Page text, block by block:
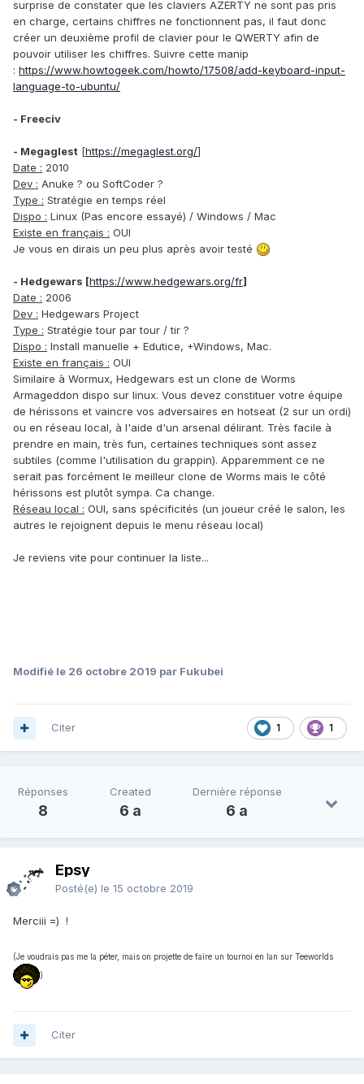
surprise de constater que les claviers AZERTY ne sont pas pris
en charge, certains chiffres ne fonctionnent pas, il faut donc
créer un deuxième profil de clavier pour le QWERTY afin de
pouvoir utiliser les chiffres. Suivre cette manip
: https://www.howtogeek.com/howto/17508/add-keyboard-input-
language-to-ubuntu/
- Freeciv
- Megaglest [https://megaglest.org/]
Date : 2010
Dev : Anuke ? ou SoftCoder ?
Type : Stratégie en temps réel
Dispo : Linux (Pas encore essayé) / Windows / Mac
Existe en français : OUI
Je vous en dirais un peu plus après avoir testé
- Hedgewars [https://www.hedgewars.org/fr]
Date : 2006
Dev : Hedgewars Project
Type : Stratégie tour par tour / tir ?
Dispo : Install manuelle + Edutice, +Windows, Mac.
Existe en français : OUI
Similaire à Wormux, Hedgewars est un clone de Worms
Armageddon dispo sur linux. Vous devez constituer votre équipe
de hérissons et vaincre vos adversaires en hotseat (2 sur un ordi)
ou en réseau local, à l'aide d'un arsenal délirant. Très facile à
prendre en main, très fun, certaines techniques sont assez
subtiles (comme l'utilisation du grappin). Apparemment ce ne
serait pas forcément le meilleur clone de Worms mais le côté
hérissons est plutôt sympa. Ca change.
Réseau local : OUI, sans spécificités (un joueur créé le salon, les
autres le rejoignent depuis le menu réseau local)
Je reviens vite pour continuer la liste...
Modifié le 26 octobre 2019 par Fukubei
1 1
Citer
Réponses
8
Created
6 a
Dernière réponse
6 a
Epsy
Posté(e) le 15 octobre 2019
Merciii =) !
(Je voudrais pas me la péter, mais on projette de faire un tournoi en lan sur Teeworlds
)
Citer